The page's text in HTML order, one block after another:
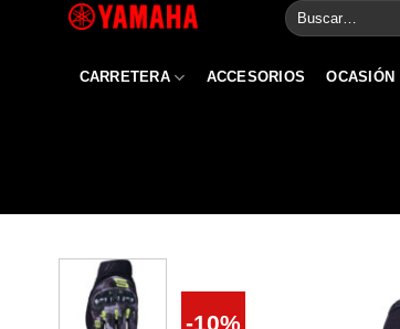
Buscar
por:
CARRETERA ACCESORIOS OCASIÓN
-10%